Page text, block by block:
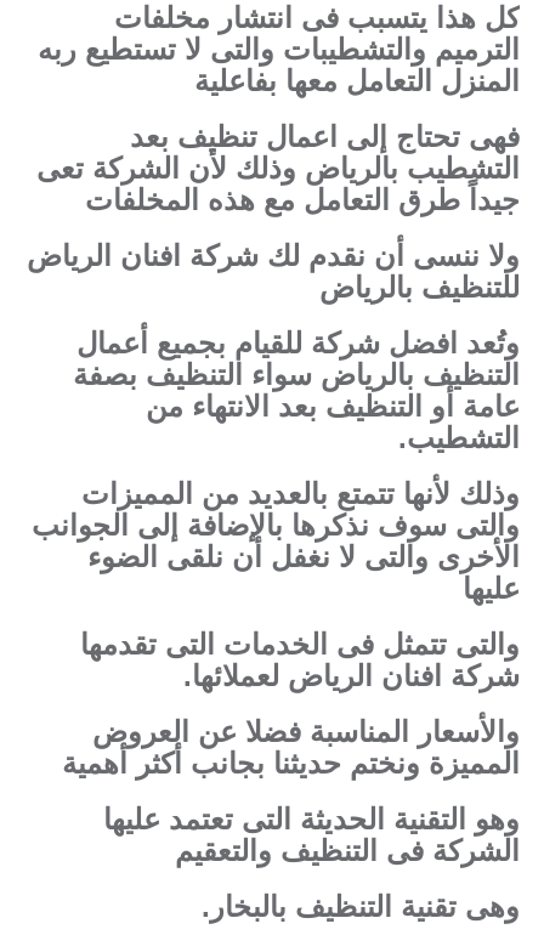
كل هذا يتسبب فى انتشار مخلفات
الترميم والتشطيبات والتى لا تستطيع ربه
المنزل التعامل معها بفاعلية
فهى تحتاج إلى اعمال تنظيف بعد
التشطيب بالرياض وذلك لأن الشركة تعى
جيداً طرق التعامل مع هذه المخلفات
ولا ننسى أن نقدم لك شركة افنان الرياض
للتنظيف بالرياض
وتُعد افضل شركة للقيام بجميع أعمال
التنظيف بالرياض سواء التنظيف بصفة
عامة أو التنظيف بعد الانتهاء من
التشطيب.
وذلك لأنها تتمتع بالعديد من المميزات
والتى سوف نذكرها بالإضافة إلى الجوانب
الأخرى والتى لا نغفل أن نلقى الضوء
عليها
والتى تتمثل فى الخدمات التى تقدمها
شركة افنان الرياض لعملائها.
والأسعار المناسبة فضلا عن العروض
المميزة ونختم حديثنا بجانب أكثر أهمية
وهو التقنية الحديثة التى تعتمد عليها
الشركة فى التنظيف والتعقيم
وهى تقنية التنظيف بالبخار.